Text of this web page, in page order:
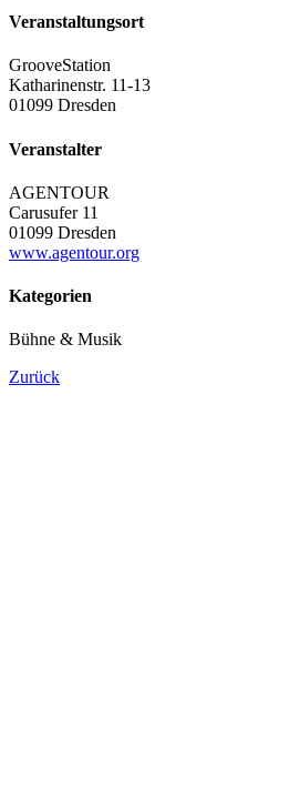
Veranstaltungsort
GrooveStation
Katharinenstr. 11-13
01099 Dresden
Veranstalter
AGENTOUR
Carusufer 11
01099 Dresden
www.agentour.org
Kategorien
Bühne & Musik
Zurück